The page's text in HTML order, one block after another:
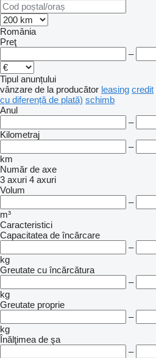
România
Preţ
–
Tipul anunțului
vânzare de la producător leasing credit
cu diferență de plată) schimb
Anul
–
Kilometraj
–
km
Număr de axe
3 axuri 4 axuri
Volum
–
m³
Caracteristici
Capacitatea de încărcare
–
kg
Greutate cu încărcătura
–
kg
Greutate proprie
–
kg
Înălţimea de şa
–